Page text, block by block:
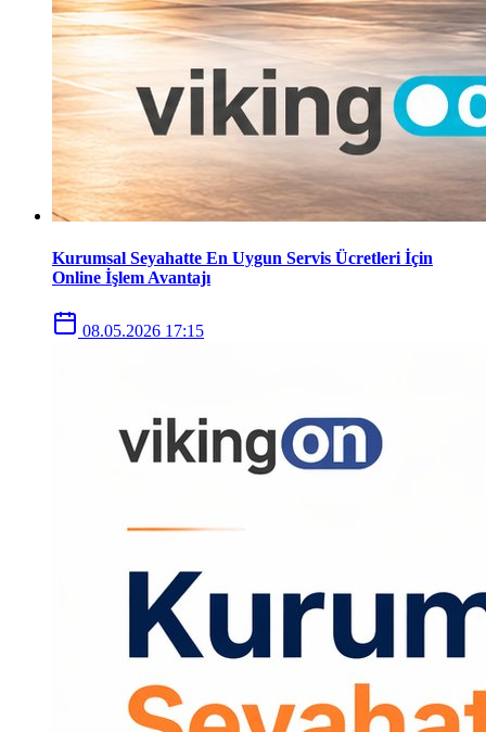
Kurumsal Seyahatte En Uygun Servis Ücretleri İçin
Online İşlem Avantajı
08.05.2026 17:15